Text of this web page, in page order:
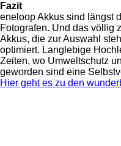
Fazit
eneloop Akkus sind längst
Fotografen. Und das völlig
Akkus, die zur Auswahl
optimiert. Langlebige
Zeiten, wo Umweltschutz
geworden sind eine
Hier geht es zu den